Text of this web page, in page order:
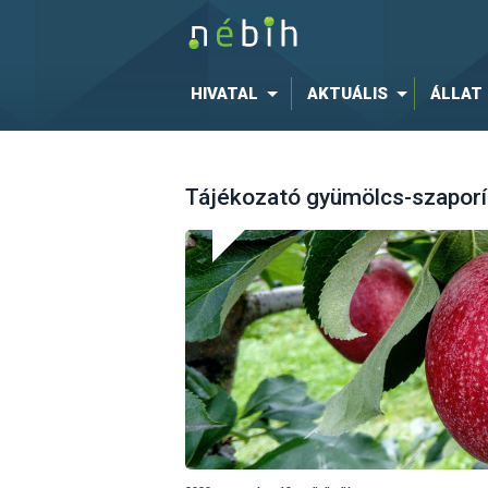
HIVATAL AKTUÁLIS ÁLLAT
Tájékozató gyümölcs-